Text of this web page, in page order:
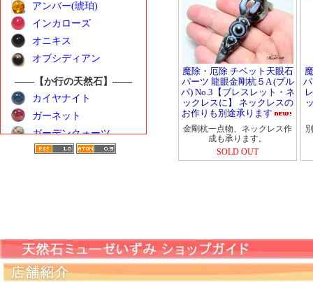
アンバー(琥珀)
インカローズ
オニキス
オブシディアン
――【か行の天然石】――
カイヤナイト
ガーネット
ガーデンクォーツ
カーネリアン
シトリン
シーブルーカルセドニ
ー
水晶（クォーツ）
魔除・厄除 チベット天眼石
パーツ 龍眼金剛杭５A (プル
パ) No.3【ブレスレット・ネ
ックレスに】 ネックレスの
お作りも別途承ります
金剛杭一点物、ネックレス作
成も承ります。
SOLD OUT